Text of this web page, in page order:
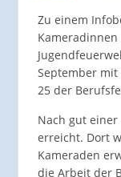
Zu einem
September mit
25 der
Nach gut
erreicht. Dort
Kameraden
die Arbeit der